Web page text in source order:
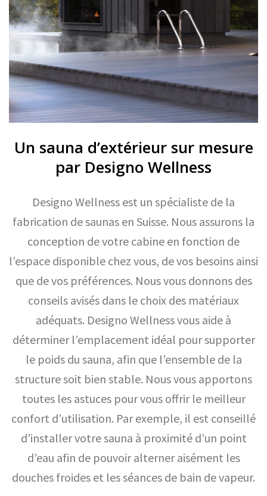
Un sauna d’extérieur sur mesure
par Designo Wellness
Designo Wellness est un spécialiste de la
fabrication de saunas en Suisse. Nous assurons la
conception de votre cabine en fonction de
l’espace disponible chez vous, de vos besoins ainsi
que de vos préférences. Nous vous donnons des
conseils avisés dans le choix des matériaux
adéquats. Designo Wellness vous aide à
déterminer l’emplacement idéal pour supporter
le poids du sauna, afin que l’ensemble de la
structure soit bien stable. Nous vous apportons
toutes les astuces pour vous offrir le meilleur
confort d’utilisation. Par exemple, il est conseillé
d’installer votre sauna à proximité d’un point
d’eau afin de pouvoir alterner aisément les
douches froides et les séances de bain de vapeur.